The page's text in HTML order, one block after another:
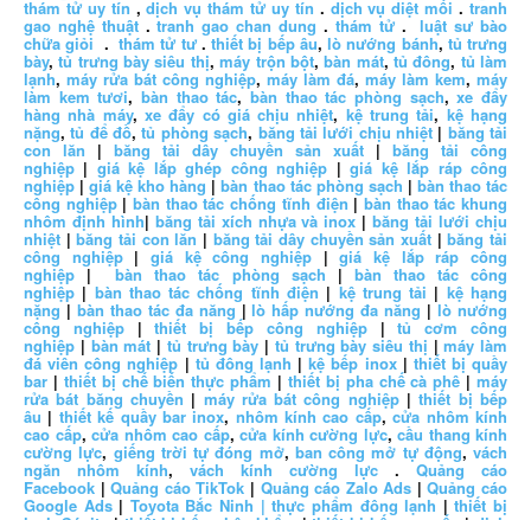
thám tử uy tín ,dịch vụ thám tử uy tín . dịch vụ diệt mối .tranh
gao nghệ thuật.tranh gao chan dung . thám tử.luật sư bào
chữa giỏi .thám tử tư.thiết bị bếp âu,lò nướng bánh, tủ trưng
bày,tủ trưng bày siêu thị,máy trộn bột,bàn mát,tủ đông, tủ làm
lạnh, máy rửa bát công nghiệp, máy làm đá, máy làm kem, máy
làm kem tươi,bàn thao tác,bàn thao tác phòng sạch,xe đẩy
hàng nhà máy, xe đẩy có giá chịu nhiệt, kệ trung tải, kệ hạng
nặng,tủ để đồ,tủ phòng sạch, băng tải lưới chịu nhiệt| băng tải
con lăn | băng tải dây chuyền sản xuất | băng tải công
nghiệp | giá kệ lắp ghép công nghiệp |giá kệ lắp ráp công
nghiệp |giá kệ kho hàng |bàn thao tác phòng sạch | bàn thao tác
công nghiệp|bàn thao tác chống tĩnh điện |bàn thao tác khung
nhôm định hình| băng tải xích nhựa và inox|băng tải lưới chịu
nhiệt |băng tải con lăn | băng tải dây chuyền sản xuất |băng tải
công nghiệp|giá kệ công nghiệp |giá kệ lắp ráp công
nghiệp |bàn thao tác phòng sạch| bàn thao tác công
nghiệp | bàn thao tác chống tĩnh điện | kệ trung tải | kệ hạng
nặng| bàn thao tác đa năng|lò hấp nướng đa năng |lò nướng
công nghiệp|thiết bị bếp công nghiệp|tủ cơm công
nghiệp |bàn mát | tủ trưng bày | tủ trưng bày siêu thị |máy làm
đá viên công nghiệp | tủ đông lạnh |kệ bếp inox| thiết bị quầy
bar | thiết bị chế biến thực phẩm | thiết bị pha chế cà phê| máy
rửa bát băng chuyền | máy rửa bát công nghiệp|thiết bị bếp
âu | thiết kế quầy bar inox, nhôm kính cao cấp,cửa nhôm kính
cao cấp, cửa nhôm cao cấp, cửa kính cường lực, cầu thang kính
cường lực, giếng trời tự đóng mở, ban công mở tự động, vách
ngăn nhôm kính, vách kính cường lực .Quảng cáo
Facebook |Quảng cáo TikTok | Quảng cáo Zalo Ads |Quảng cáo
Google Ads| Toyota Bắc Ninh | thực phẩm đông lạnh |thiết bị